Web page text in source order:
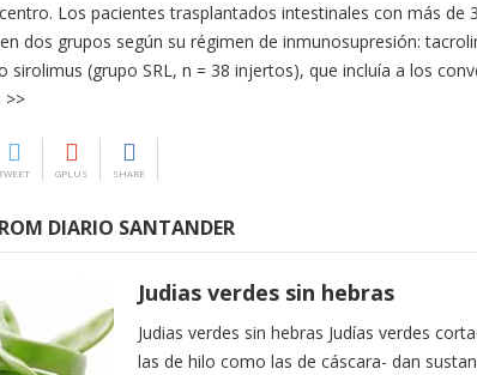
Los pacientes trasplantados intestinales con más de
dos grupos según su régimen de inmunosupresión:
sirolimus (grupo SRL, n = 38 injertos), que incluía a los
>>
GPLUS SHARE
DIARIO SANTANDER
Judias verdes sin hebras
Judias verdes sin hebras Judías verdes
las de hilo como las de cáscara- dan